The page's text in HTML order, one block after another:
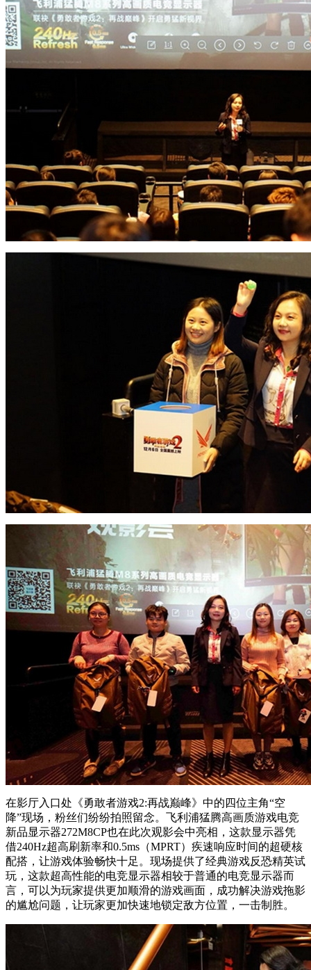
在影厅入口处《勇敢者游戏2:再战巅峰》中的四位主角“空
降”现场，粉丝们纷纷拍照留念。飞利浦猛腾高画质游戏电竞
新品显示器272M8CP也在此次观影会中亮相，这款显示器凭
借240Hz超高刷新率和0.5ms（MPRT）疾速响应时间的超硬核
配搭，让游戏体验畅快十足。现场提供了经典游戏反恐精英试
玩，这款超高性能的电竞显示器相较于普通的电竞显示器而
言，可以为玩家提供更加顺滑的游戏画面，成功解决游戏拖影
的尴尬问题，让玩家更加快速地锁定敌方位置，一击制胜。